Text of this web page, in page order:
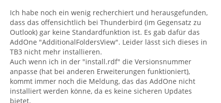
Ich habe noch ein wenig recherchiert und herausgefunden,
dass das offensichtlich bei Thunderbird (im Gegensatz zu
Outlook) gar keine Standardfunktion ist. Es gab dafür das
AddOne "AdditionalFoldersView". Leider lässt sich dieses in
TB3 nicht mehr installieren.
Auch wenn ich in der "install.rdf" die Versionsnummer
anpasse (hat bei anderen Erweiterungen funktioniert),
kommt immer noch die Meldung, das das AddOne nicht
installiert werden könne, da es keine sicheren Updates
bietet.